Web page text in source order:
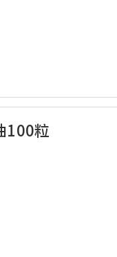
100粒